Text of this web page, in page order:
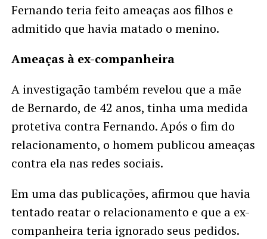
Fernando teria feito ameaças aos filhos e
admitido que havia matado o menino.
Ameaças à ex-companheira
A investigação também revelou que a mãe
de Bernardo, de 42 anos, tinha uma medida
protetiva contra Fernando. Após o fim do
relacionamento, o homem publicou ameaças
contra ela nas redes sociais.
Em uma das publicações, afirmou que havia
tentado reatar o relacionamento e que a ex-
companheira teria ignorado seus pedidos.